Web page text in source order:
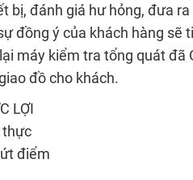
bị, đánh giá hư hỏng, đưa
đồng ý của khách hàng sẽ
máy kiểm tra tổng quát đã
đồ cho khách.
LỢI
thực
điểm